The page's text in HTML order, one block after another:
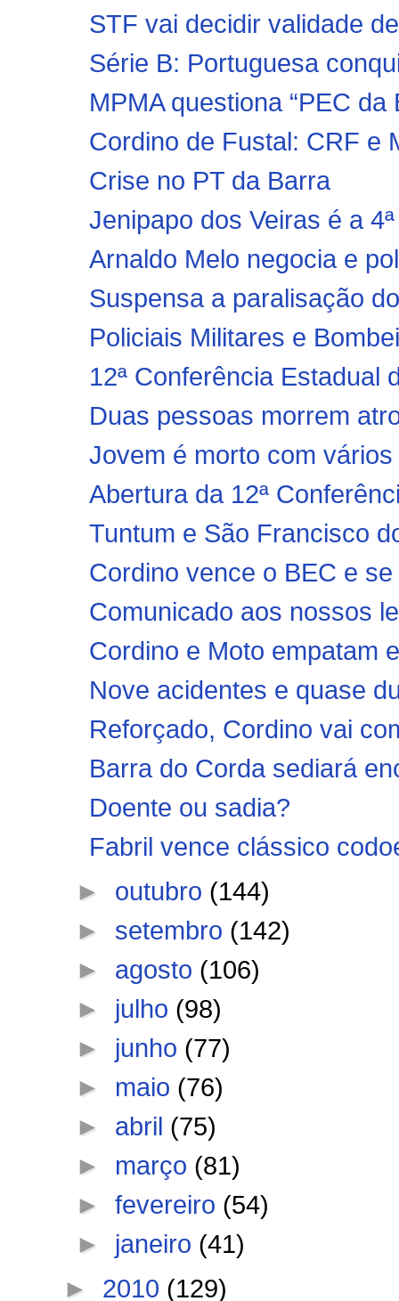
STF vai decidir validade
Série B: Portuguesa
MPMA questiona “PEC da
Cordino de Fustal: CRF e
Crise no PT da Barra
Jenipapo dos Veiras é a
Arnaldo Melo negocia e
Suspensa a paralisação
Policiais Militares e
12ª Conferência Estadual
Duas pessoas morrem
Jovem é morto com
Abertura da 12ª
Tuntum e São Francisco
Cordino vence o BEC e
Comunicado aos nossos
Cordino e Moto empatam
Nove acidentes e quase
Reforçado, Cordino vai
Barra do Corda sediará
Doente ou sadia?
Fabril vence clássico
► outubro (144)
► setembro (142)
► agosto (106)
► julho (98)
► junho (77)
► maio (76)
► abril (75)
► março (81)
►fevereiro (54)
► janeiro (41)
► 2010 (129)